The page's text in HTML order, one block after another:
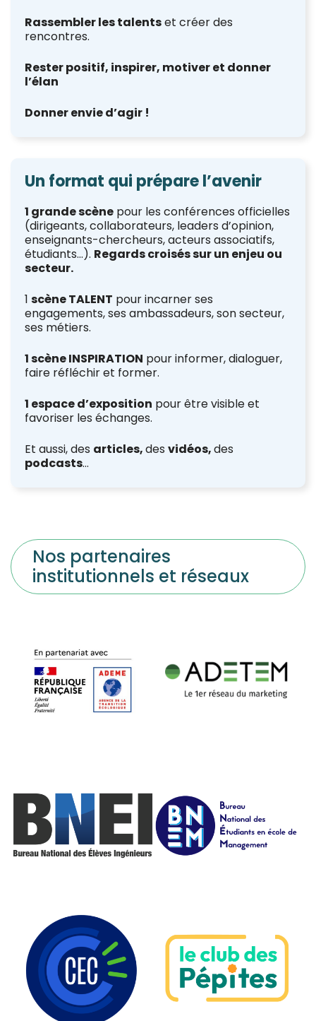
Rassembler les talentset créer des
rencontres.
Rester positif, inspirer, motiver et donner
l’élan
Donner envie d’agir !
Un format qui prépare l’avenir
1 grande scène pour les conférences officielles
(dirigeants, collaborateurs, leaders d’opinion,
enseignants-chercheurs, acteurs associatifs,
étudiants…). Regards croisés sur un enjeu ou
secteur.
1 scène TALENT pour incarner ses
engagements, ses ambassadeurs, son secteur,
ses métiers.
1 scène INSPIRATION pour informer, dialoguer,
faire réfléchir et former.
1 espace d’exposition pour être visible et
favoriser les échanges.
Et aussi, des articles,des vidéos,des
podcasts…
Nos partenaires
institutionnels et réseaux